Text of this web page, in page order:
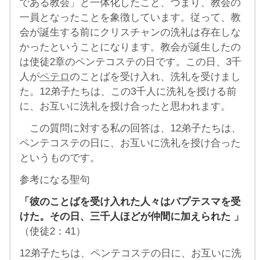
である教会」と一体化したこと、つまり、教会の
一員となったことを象徴しています。従って、教
会が誕生する前にクリスチャンの洗礼は存在しな
かったということになります。教会が誕生したの
は使徒2章のペンテコステの日です。この日、3千
人がペテロのことばを受け入れ、洗礼を受けまし
た。12弟子たちは、この3千人に洗礼を授ける前
に、お互いに洗礼を授け合ったと思われます。
この質問に対する私の回答は、12弟子たちは、
ペンテコステの日に、お互いに洗礼を授け合った
というものです。
参考になる聖句
「彼のことばを受け入れた人々はバプテスマを受
けた。その日、三千人ほどが仲間に加えられた 」
（使徒2：41）
12弟子たちは、ペンテコステの日に、お互いに洗